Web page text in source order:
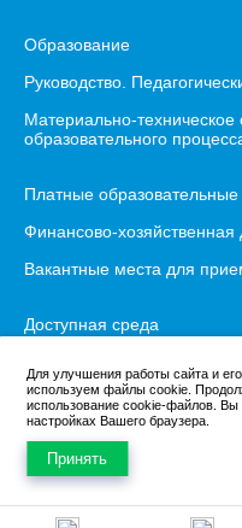
Образование
Руководство.
Материально-
образовательного
Платные образовательные
Финансово-хозяйственная
Вакантные места для
Доступная среда
Организация питания
Для улучшения работы сайта и
используем файлы cookie.
использование cookie-файлов.
настройках Вашего браузера.
Принять